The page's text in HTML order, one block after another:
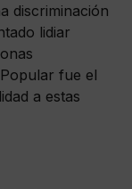
discriminación
lidiar
fue el
a estas